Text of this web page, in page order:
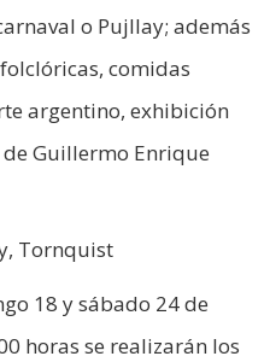
o Pujllay; además
comidas
argentino, exhibición
Guillermo Enrique
Tornquist
18 y sábado 24 de
horas se realizarán los